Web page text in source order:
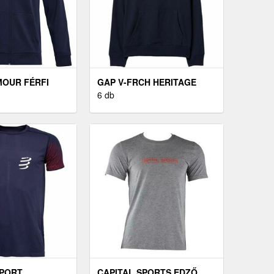
FÉRFI
PULÓVER,
GAP V-FRCH HERITAGE
LOGO FÉRFI PULÓVER,
6 db